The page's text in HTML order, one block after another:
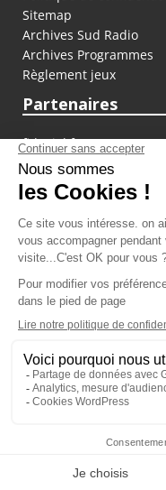
Sitemap
Archives Sud Radio
Archives Programmes
Règlement jeux
Partenaires
fiducial.fr
lyoncapitale.fr
olympique-et-
L'application
Les cookies
Gestion des cookies
Crédit
Noémie Halioua
Les débats de l'été